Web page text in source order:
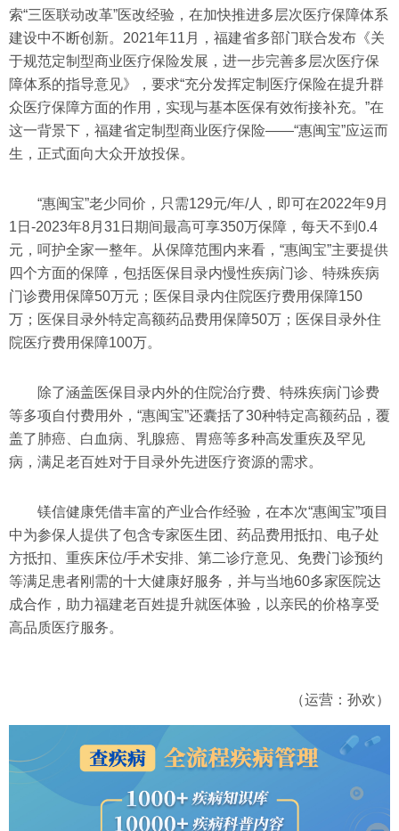
索“三医联动改革”医改经验，在加快推进多层次医疗保障体系
建设中不断创新。2021年11月，福建省多部门联合发布《关
于规范定制型商业医疗保险发展，进一步完善多层次医疗保
障体系的指导意见》，要求“充分发挥定制医疗保险在提升群
众医疗保障方面的作用，实现与基本医保有效衔接补充。”在
这一背景下，福建省定制型商业医疗保险——“惠闽宝”应运而
生，正式面向大众开放投保。
“惠闽宝”老少同价，只需129元/年/人，即可在2022年9月
1日-2023年8月31日期间最高可享350万保障，每天不到0.4
元，呵护全家一整年。从保障范围内来看，“惠闽宝”主要提供
四个方面的保障，包括医保目录内慢性疾病门诊、特殊疾病
门诊费用保障50万元；医保目录内住院医疗费用保障150
万；医保目录外特定高额药品费用保障50万；医保目录外住
院医疗费用保障100万。
除了涵盖医保目录内外的住院治疗费、特殊疾病门诊费
等多项自付费用外，“惠闽宝”还囊括了30种特定高额药品，覆
盖了肺癌、白血病、乳腺癌、胃癌等多种高发重疾及罕见
病，满足老百姓对于目录外先进医疗资源的需求。
镁信健康凭借丰富的产业合作经验，在本次“惠闽宝”项目
中为参保人提供了包含专家医生团、药品费用抵扣、电子处
方抵扣、重疾床位/手术安排、第二诊疗意见、免费门诊预约
等满足患者刚需的十大健康好服务，并与当地60多家医院达
成合作，助力福建老百姓提升就医体验，以亲民的价格享受
高品质医疗服务。
（运营：孙欢）